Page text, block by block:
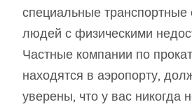
специальные транспортные
людей с физическими
Частные компании по
находятся в аэропорту,
уверены, что у вас никогда